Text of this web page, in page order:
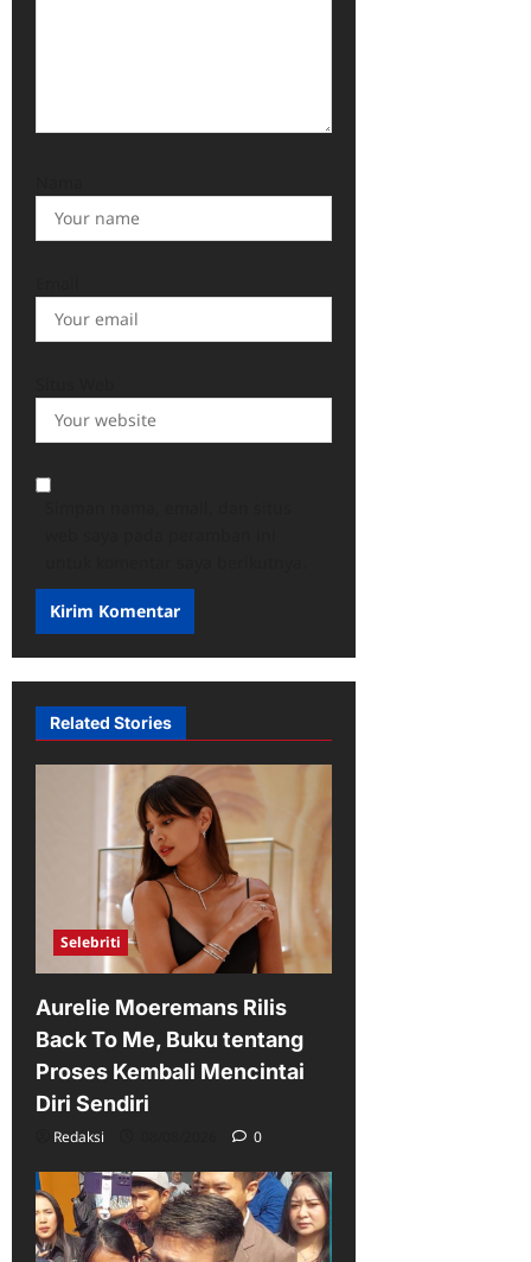
Related Stories
Selebriti
Aurelie Moeremans Rilis
Back To Me, Buku tentang
Proses Kembali Mencintai
Diri Sendiri
Redaksi 0